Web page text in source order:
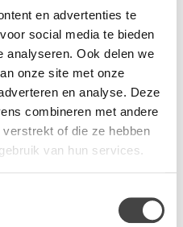
en advertenties te
social media te bieden
analyseren. Ook delen we
onze site met onze
en analyse. Deze
combineren met andere
of die ze hebben
van hun services.
nog duurzame en
is de Hemp een uitgesproken
Fabrikant Vepa heeft
ook nu is zij daarin geslaagd
Een collectie duurzame
kruk Hemp High aan is
Hemp is volledig
hennep en de biohars.